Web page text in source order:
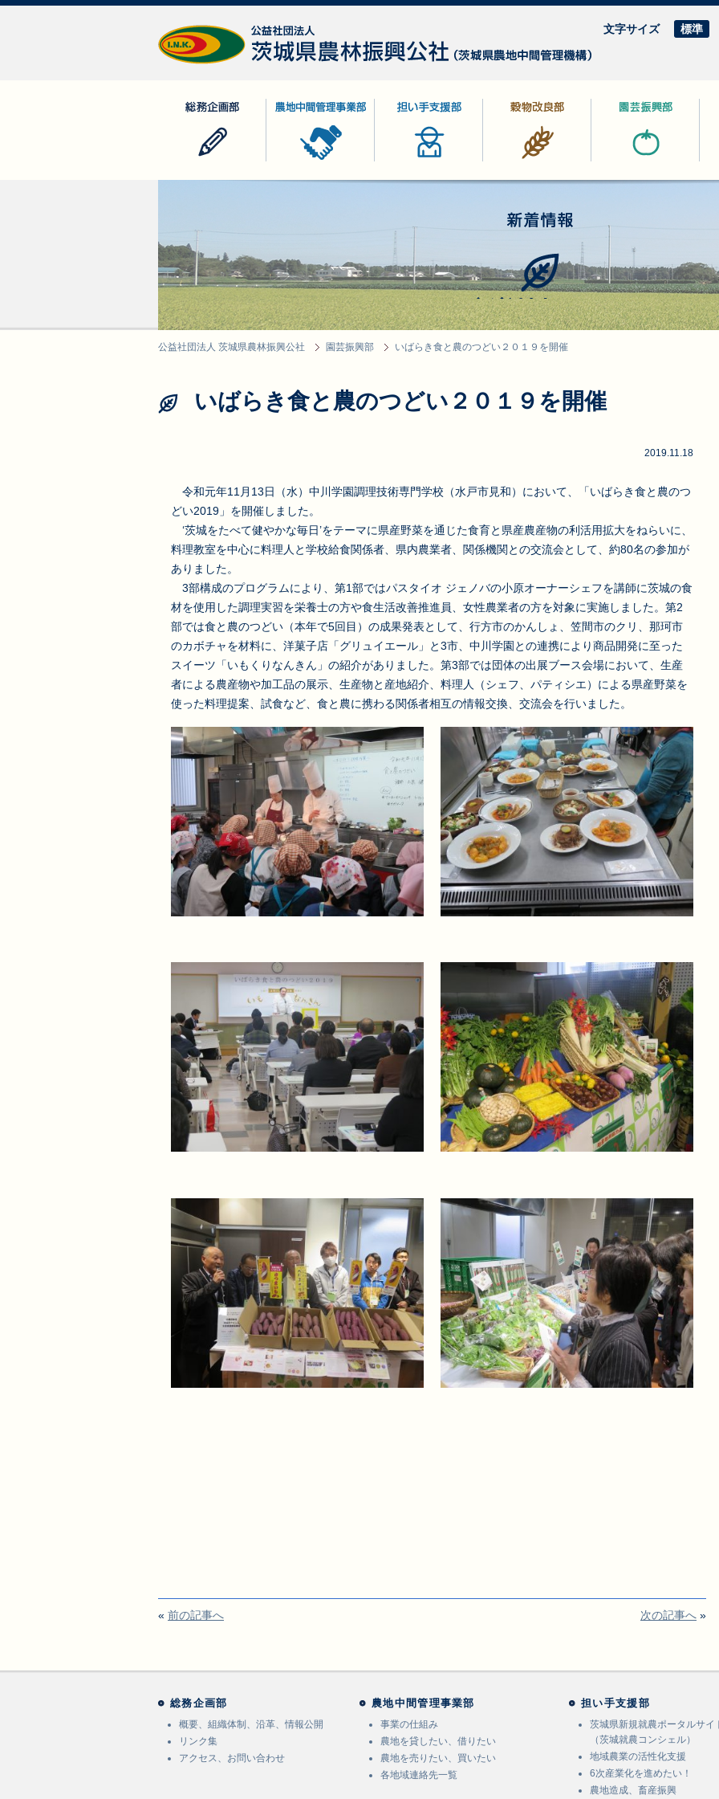
文字サイズ 標準
新着情報
公益社団法人 茨城県農林振興公社 園芸振興部 いばらき食と農のつどい２０１９を開催
いばらき食と農のつどい２０１９を開催
2019.11.18
令和元年11月13日（水）中川学園調理技術専門学校（水戸市見和）において、「いばらき食と農のつ
どい2019」を開催しました。
‘茨城をたべて健やかな毎日’をテーマに県産野菜を通じた食育と県産農産物の利活用拡大をねらいに、
料理教室を中心に料理人と学校給食関係者、県内農業者、関係機関との交流会として、約80名の参加が
ありました。
3部構成のプログラムにより、第1部ではパスタイオ ジェノバの小原オーナーシェフを講師に茨城の食
材を使用した調理実習を栄養士の方や食生活改善推進員、女性農業者の方を対象に実施しました。第2
部では食と農のつどい（本年で5回目）の成果発表として、行方市のかんしょ、笠間市のクリ、那珂市
のカボチャを材料に、洋菓子店「グリュイエール」と3市、中川学園との連携により商品開発に至った
スイーツ「いもくりなんきん」の紹介がありました。第3部では団体の出展ブース会場において、生産
者による農産物や加工品の展示、生産物と産地紹介、料理人（シェフ、パティシエ）による県産野菜を
使った料理提案、試食など、食と農に携わる関係者相互の情報交換、交流会を行いました。
« 前の記事へ 次の記事へ »
総務企画部
概要、組織体制、沿革、情報公開
リンク集
アクセス、お問い合わせ
農地中間管理事業部
事業の仕組み
農地を貸したい、借りたい
農地を売りたい、買いたい
各地域連絡先一覧
担い手支援部
茨城県新規就農ポータルサイ
（茨城就農コンシェル）
地域農業の活性化支援
6次産業化を進めたい！
農地造成、畜産振興